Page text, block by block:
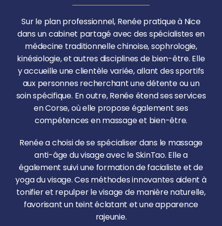
Sur le plan professionnel, Renée pratique à Nice
dans un cabinet partagé avec des spécialistes en
médecine traditionnelle chinoise, sophrologie,
kinésiologie, et autres disciplines de bien-être. Elle
y accueille une clientèle variée, allant des sportifs
aux personnes recherchant une détente ou un
soin spécifique. En outre, Renée étend ses services
en Corse, où elle propose également ses
compétences en massage et bien-être.
Renée a choisi de se spécialiser dans le massage
anti-âge du visage avec le SkinTao. Elle a
également suivi une formation de facialiste et de
yoga du visage. Ces méthodes innovantes aident à
tonifier et repulper le visage de manière naturelle,
favorisant un teint éclatant et une apparence
rajeunie.